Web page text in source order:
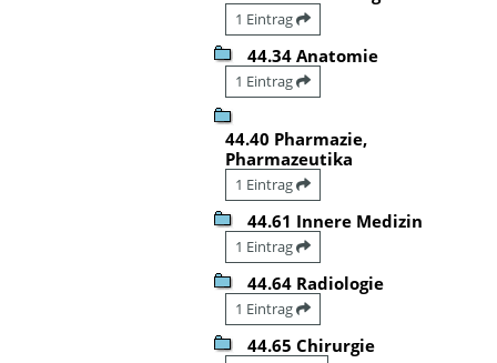
1 Eintrag
44.34 Anatomie
1 Eintrag
44.40 Pharmazie,
Pharmazeutika
1 Eintrag
44.61 Innere Medizin
1 Eintrag
44.64 Radiologie
1 Eintrag
44.65 Chirurgie